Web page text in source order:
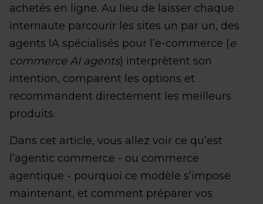
achetés en ligne. Au lieu de laisser chaque
internaute parcourir les sites un par un, des
agents IA spécialisés pour l’e-commerce (e
commerce AI agents) interprètent son
intention, comparent les options et
recommandent directement les meilleurs
produits.
Dans cet article, vous allez voir ce qu’est
l’agentic commerce - ou commerce
agentique - pourquoi ce modèle s’impose
maintenant, et comment préparer vos